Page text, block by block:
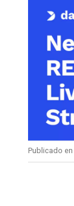
Publicado en